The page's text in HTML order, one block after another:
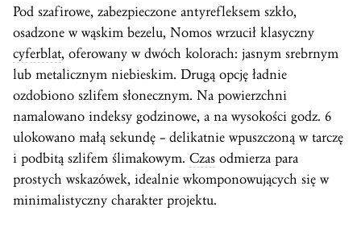
Pod szafirowe, zabezpieczone antyrefleksem szkło,
osadzone w wąskim bezelu, Nomos wrzucił klasyczny
cyferblat, oferowany w dwóch kolorach: jasnym srebrnym
lub metalicznym niebieskim. Drugą opcję ładnie
ozdobiono szlifem słonecznym. Na powierzchni
namalowano indeksy godzinowe, a na wysokości godz. 6
ulokowano małą sekundę – delikatnie wpuszczoną w tarczę
i podbitą szlifem ślimakowym. Czas odmierza para
prostych wskazówek, idealnie wkomponowujących się w
minimalistyczny charakter projektu.